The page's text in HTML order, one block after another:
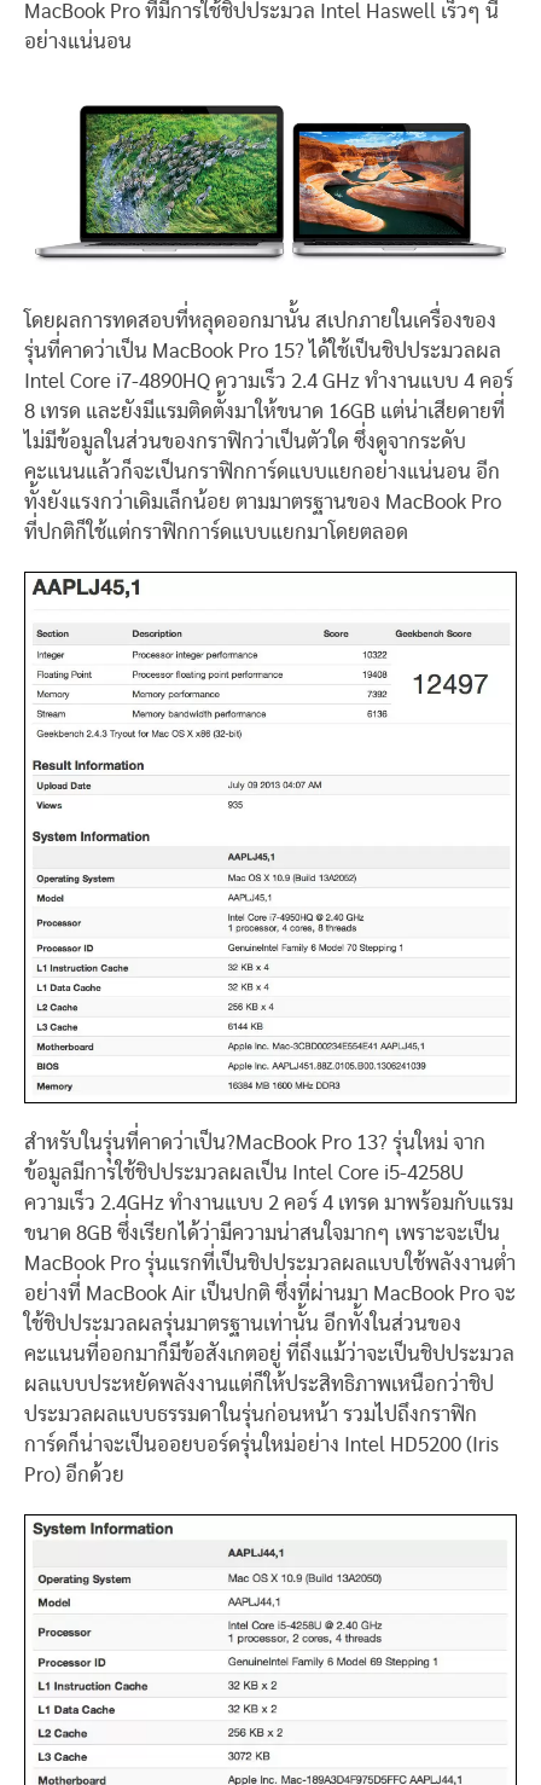
MacBook Pro ที่มีการใช้ชิปประมวล Intel Haswell เร็วๆ นี้
อย่างแน่นอน
โดยผลการทดสอบที่หลุดออกมานั้น สเปกภายในเครื่องของ
รุ่นที่คาดว่าเป็น MacBook Pro 15? ได้ใช้เป็นชิปประมวลผล
Intel Core i7-4890HQ ความเร็ว 2.4 GHz ทำงานแบบ 4 คอร์
8 เทรด และยังมีแรมติดตั้งมาให้ขนาด 16GB แต่น่าเสียดายที่
ไม่มีข้อมูลในส่วนของกราฟิกว่าเป็นตัวใด ซึ่งดูจากระดับ
คะแนนแล้วก็จะเป็นกราฟิกการ์ดแบบแยกอย่างแน่นอน อีก
ทั้งยังแรงกว่าเดิมเล็กน้อย ตามมาตรฐานของ MacBook Pro
ที่ปกติก็ใช้แต่กราฟิกการ์ดแบบแยกมาโดยตลอด
สำหรับในรุุ่นที่คาดว่าเป็น?MacBook Pro 13? รุ่นใหม่ จาก
ข้อมูลมีการใช้ชิปประมวลผลเป็น Intel Core i5-4258U
ความเร็ว 2.4GHz ทำงานแบบ 2 คอร์ 4 เทรด มาพร้อมกับแรม
ขนาด 8GB ซึ่งเรียกได้ว่ามีความน่าสนใจมากๆ เพราะจะเป็น
MacBook Pro รุ่นแรกที่เป็นชิปประมวลผลแบบใช้พลังงานต่ำ
อย่างที่ MacBook Air เป็นปกติ ซึ่งที่ผ่านมา MacBook Pro จะ
ใช้ชิปประมวลผลรุ่นมาตรฐานเท่านั้น อีกทั้งในส่วนของ
คะแนนที่ออกมาก็มีข้อสังเกตอยู่ ที่ถึงแม้ว่าจะเป็นชิปประมวล
ผลแบบประหยัดพลังงานแต่ก็ให้ประสิทธิภาพเหนือกว่าชิป
ประมวลผลแบบธรรมดาในรุ่นก่อนหน้า รวมไปถึงกราฟิก
การ์ดก็น่าจะเป็นออยบอร์ดรุ่นใหม่อย่าง Intel HD5200 (Iris
Pro) อีกด้วย